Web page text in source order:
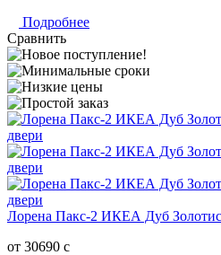
Подробнее
Сравнить
Лорена Пакс-2 ИКЕА Дуб
от 30690 c